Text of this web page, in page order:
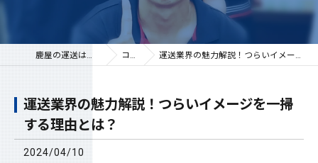
鹿屋の運送は株式会社山坂 コラム 運送業界の魅力解説！つらいイメージを一掃する理由とは？
運送業界の魅力解説！つらいイメージを一掃
する理由とは？
2024/04/10